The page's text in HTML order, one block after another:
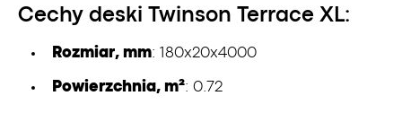
Cechy deski Twinson Terrace XL:
Rozmiar, mm: 180x20x4000
Powierzchnia, m²: 0.72